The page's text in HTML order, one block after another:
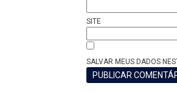
SITE
SALVAR MEUS DADOS